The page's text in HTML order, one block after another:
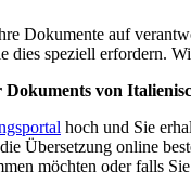
Dokumente auf
dies speziell erfordern.
Dokuments von
hoch und Sie
Übersetzung online
möchten oder falls